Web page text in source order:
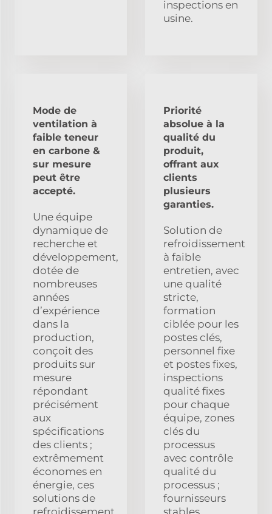
inspections en
usine.
Mode de
ventilation à
faible teneur
en carbone &
sur mesure
peut être
accepté.
Une équipe
dynamique de
recherche et
développement,
dotée de
nombreuses
années
d’expérience
dans la
production,
conçoit des
produits sur
mesure
répondant
précisément
aux
spécifications
des clients ;
extrêmement
économes en
énergie, ces
solutions de
Priorité
absolue à la
qualité du
produit,
offrant aux
clients
plusieurs
garanties.
Solution de
refroidissement
à faible
entretien, avec
une qualité
stricte,
formation
ciblée pour les
postes clés,
personnel fixe
et postes fixes,
inspections
qualité fixes
pour chaque
équipe, zones
clés du
processus
avec contrôle
qualité du
processus ;
fournisseurs